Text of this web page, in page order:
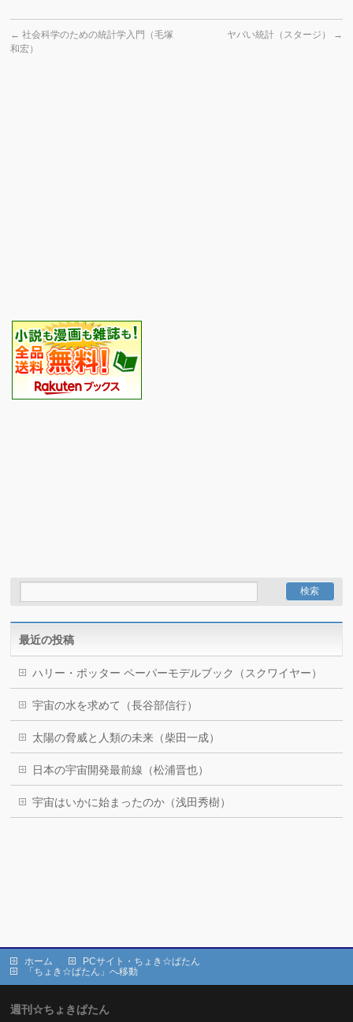
← 社会科学のための統計学入門（毛塚
和宏）
ヤバい統計（スタージ） →
最近の投稿
ハリー・ポッター ペーパーモデルブック（スクワイヤー）
宇宙の水を求めて（長谷部信行）
太陽の脅威と人類の未来（柴田一成）
日本の宇宙開発最前線（松浦晋也）
宇宙はいかに始まったのか（浅田秀樹）
ホーム
PCサイト・ちょき☆ぱたん
「ちょき☆ぱたん」へ移動
週刊☆ちょきぱたん